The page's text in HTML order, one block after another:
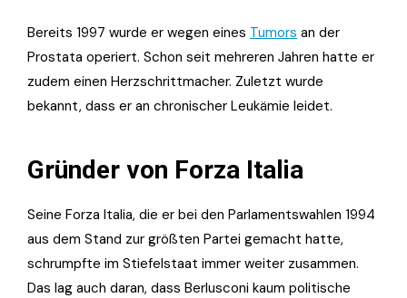
Bereits 1997 wurde er wegen eines Tumors an der
Prostata operiert. Schon seit mehreren Jahren hatte er
zudem einen Herzschrittmacher. Zuletzt wurde
bekannt, dass er an chronischer Leukämie leidet.
Gründer von Forza Italia
Seine Forza Italia, die er bei den Parlamentswahlen 1994
aus dem Stand zur größten Partei gemacht hatte,
schrumpfte im Stiefelstaat immer weiter zusammen.
Das lag auch daran, dass Berlusconi kaum politische